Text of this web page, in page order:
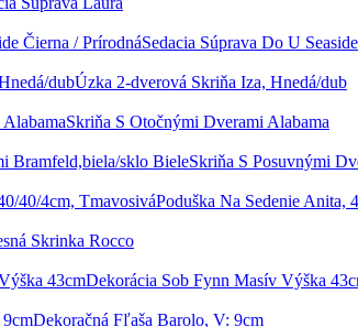
Sedacia Súprava Do U
Úzka 2-dverová Skriňa Iza, Hnedá/dub
Skriňa S Otočnými Dverami Alabama
Skriňa S Posuvnými
Poduška Na Sedenie Anita,
Skrinka Rocco
Dekorácia Sob Fynn Masív Výška
Dekoračná Fľaša Barolo, V: 9cm